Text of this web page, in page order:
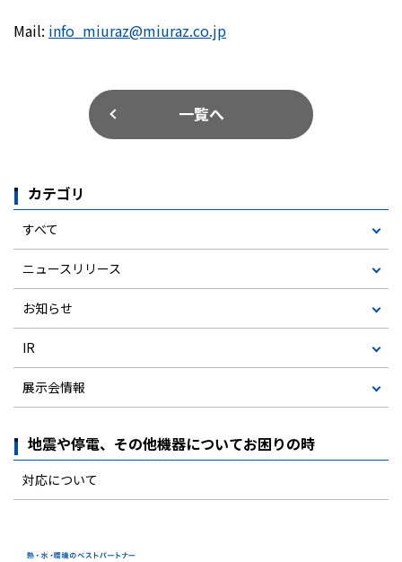
Mail: info_miuraz@miuraz.co.jp
一覧へ
カテゴリ
すべて
ニュースリリース
お知らせ
IR
展示会情報
地震や停電、その他機器についてお困りの時
対応について